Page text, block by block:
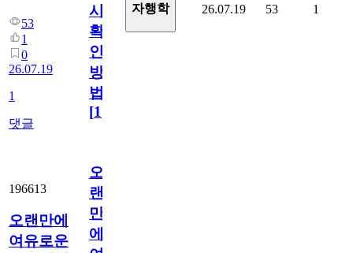
53
1
0
26.07.19
1
댓글
시
확
인
방
법
[1]
자행학 26.07.19 53 1
196613
오랜만에
여유로운
오
랜
만
에